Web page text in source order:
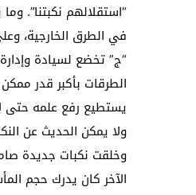
“استقلالهم نكبتنا”.
في الطرق الخارجية،
“ج” تخضع لسيادة
الطرقات بأكبر قدر
يستطيع رفع علمه حتى
وخلقت نكبات جديدة
الآخر كان يدرك حجم